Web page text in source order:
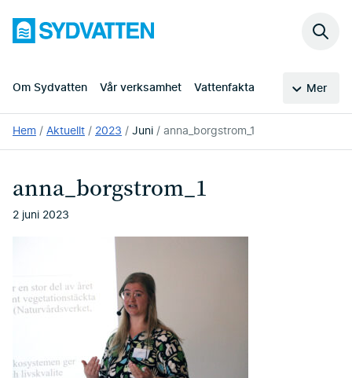
huvudinnehållet
Sydvatten
Om Sydvatten Vår verksamhet Vattenfakta Mer
Sök
Du
är
Hem Aktuellt 2023 Juni anna_borgstrom_1
anna_borgstrom_1
2 juni 2023